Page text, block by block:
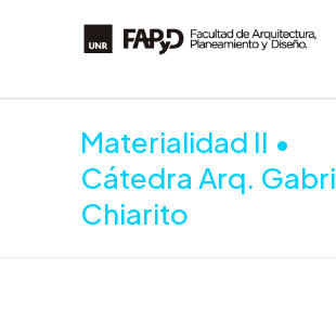
Materialidad II •
Cátedra Arq.
Chiarito